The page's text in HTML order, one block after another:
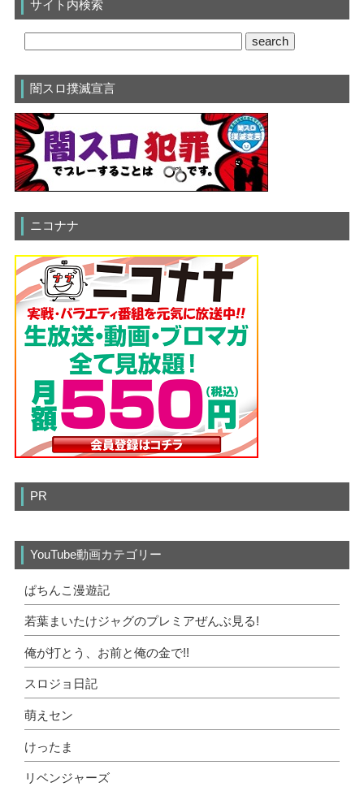
サイト内検索
闇スロ撲滅宣言
ニコナナ
PR
YouTube動画カテゴリー
ぱちんこ漫遊記
若葉まいたけジャグのプレミアぜんぶ見る!
俺が打とう、お前と俺の金で!!
スロジョ日記
萌えセン
けったま
リベンジャーズ